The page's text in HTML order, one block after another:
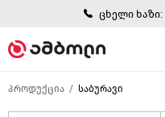
ცხელი ხაზი:
პროდუქცია საბურავი